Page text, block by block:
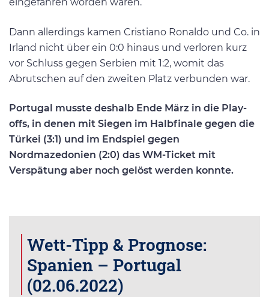
eingefahren worden waren.
Dann allerdings kamen Cristiano Ronaldo und Co. in
Irland nicht über ein 0:0 hinaus und verloren kurz
vor Schluss gegen Serbien mit 1:2, womit das
Abrutschen auf den zweiten Platz verbunden war.
Portugal musste deshalb Ende März in die Play-
offs, in denen mit Siegen im Halbfinale gegen die
Türkei (3:1) und im Endspiel gegen
Nordmazedonien (2:0) das WM-Ticket mit
Verspätung aber noch gelöst werden konnte.
Wett-Tipp & Prognose:
Spanien – Portugal
(02.06.2022)